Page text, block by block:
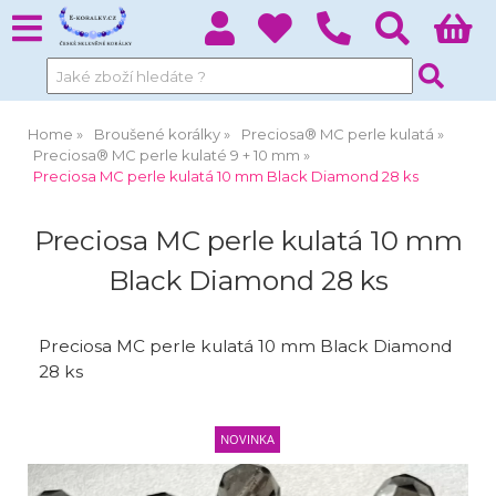
Home Broušené korálky
Preciosa® MC perle kulatá
Preciosa® MC perle kulaté 9 + 10 mm
Preciosa MC perle kulatá 10 mm Black Diamond 28 ks
Preciosa MC perle kulatá 10 mm
Black Diamond 28 ks
Preciosa MC perle kulatá 10 mm Black Diamond
28 ks